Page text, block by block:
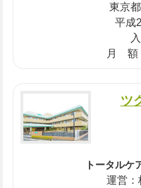
東京
平成
月 額
ツ
トータルケ
運営：